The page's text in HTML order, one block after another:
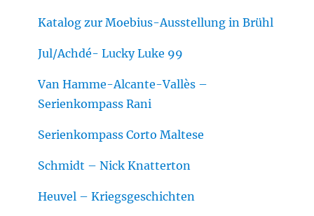
Katalog zur Moebius-Ausstellung in Brühl
Jul/Achdé- Lucky Luke 99
Van Hamme-Alcante-Vallès –
Serienkompass Rani
Serienkompass Corto Maltese
Schmidt – Nick Knatterton
Heuvel – Kriegsgeschichten